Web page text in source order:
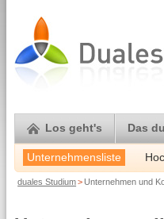
Los geht's Das
Unternehmensliste
duales Studium> Unternehmen und